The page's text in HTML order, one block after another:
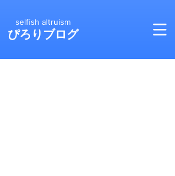
selfish altruism
ぴろりブログ